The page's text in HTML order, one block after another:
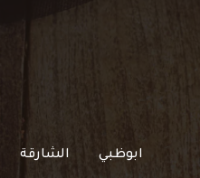
ابوظبي الشارقة